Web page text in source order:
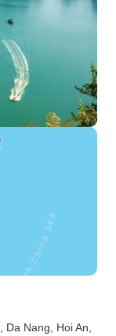
, Da Nang , Hoi An